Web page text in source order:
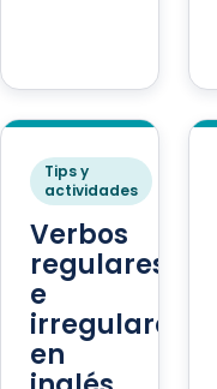
Tips y
actividades
Verbos
regulares
e
irregulares
en